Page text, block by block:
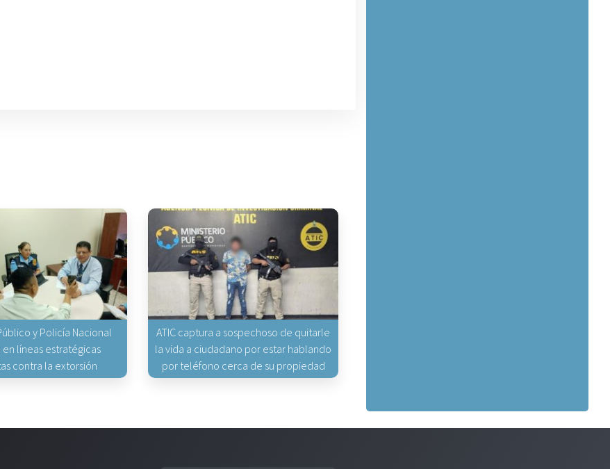
y Policía Nacional
en líneas estratégicas
contra la extorsión
ATIC captura a sospechoso de quitarle
la vida a ciudadano por estar hablando
por teléfono cerca de su propiedad